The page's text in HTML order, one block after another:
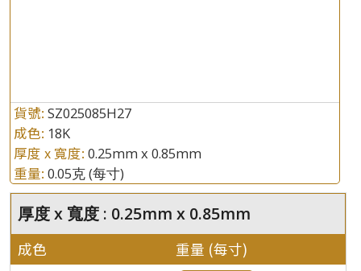
貨號: SZ025085H27
成色: 18K
厚度 x 寬度: 0.25mm x 0.85mm
重量: 0.05克(每寸)
厚度 x 寬度 : 0.25mm x 0.85mm
成色 重量 (每寸)